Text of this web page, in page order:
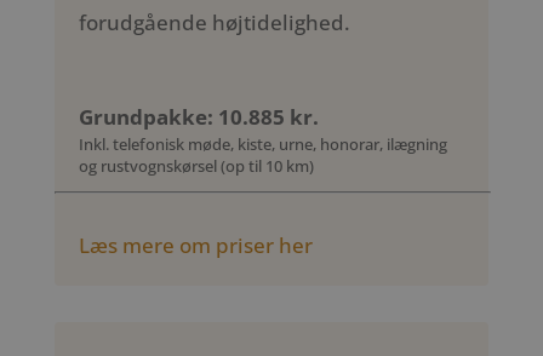
forudgående højtidelighed.
Grundpakke: 10.885 kr.
Inkl. telefonisk møde, kiste, urne, honorar, ilægning
og rustvognskørsel (op til 10 km)
Læs mere om priser her